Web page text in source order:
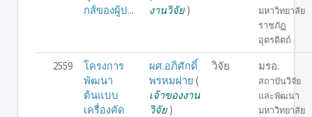
กส์ของผู้ป...
งานวิจัย)
มหาวิทยาลัย
ราชภัฏ
อุตรดิตถ์
2559
โครงการ
พัฒนา
ต้นแบบ
เครื่องคัด
ผศ.อภิศักดิ์
พรหมฝาย (
เจ้าของงาน
วิจัย)
วิจัย มรอ.
สถาบันวิจัย
และพัฒนา
มหาวิทยาลัย